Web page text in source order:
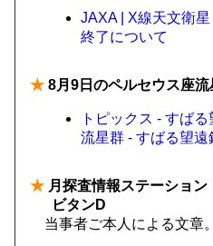
JAXA | X線天文衛
終了について
★ 8月9日のペルセウス座
トピックス - すば
流星群 - すばる望遠
★ 月探査情報ステーショ
ビタンD
当事者ご本人による文章。